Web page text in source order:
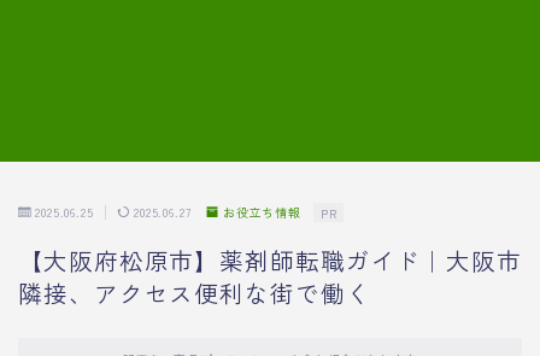
2025.06.25 2025.06.27 お役立ち情報 PR
【大阪府松原市】薬剤師転職ガイド｜大阪市
隣接、アクセス便利な街で働く